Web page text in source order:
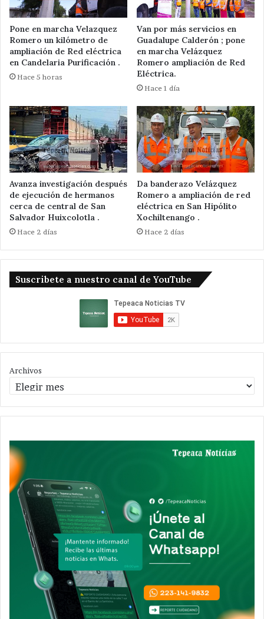
Pone en marcha Velazquez
Romero un kilómetro de
ampliación de Red eléctrica
en Candelaria Purificación .
Hace 5 horas
Van por más servicios en
Guadalupe Calderón ; pone
en marcha Velázquez
Romero ampliación de Red
Eléctrica.
Hace 1 día
Avanza investigación después
de ejecución de hermanos
cerca de central de San
Salvador Huixcolotla .
Hace 2 días
Da banderazo Velázquez
Romero a ampliación de red
eléctrica en San Hipólito
Xochiltenango .
Hace 2 días
Suscribete a nuestro canal de YouTube
Archivos